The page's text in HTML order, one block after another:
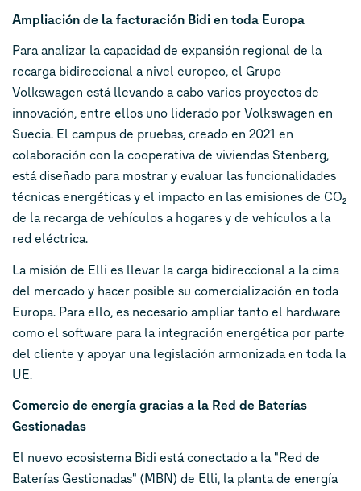
Ampliación de la facturación Bidi en toda Europa
Para analizar la capacidad de expansión regional de la
recarga bidireccional a nivel europeo, el Grupo
Volkswagen está llevando a cabo varios proyectos de
innovación, entre ellos uno liderado por Volkswagen en
Suecia. El campus de pruebas, creado en 2021 en
colaboración con la cooperativa de viviendas Stenberg,
está diseñado para mostrar y evaluar las funcionalidades
técnicas energéticas y el impacto en las emisiones de CO₂
de la recarga de vehículos a hogares y de vehículos a la
red eléctrica.
La misión de Elli es llevar la carga bidireccional a la cima
del mercado y hacer posible su comercialización en toda
Europa. Para ello, es necesario ampliar tanto el hardware
como el software para la integración energética por parte
del cliente y apoyar una legislación armonizada en toda la
UE.
Comercio de energía gracias a la Red de Baterías
Gestionadas
El nuevo ecosistema Bidi está conectado a la "Red de
Baterías Gestionadas" (MBN) de Elli, la planta de energía